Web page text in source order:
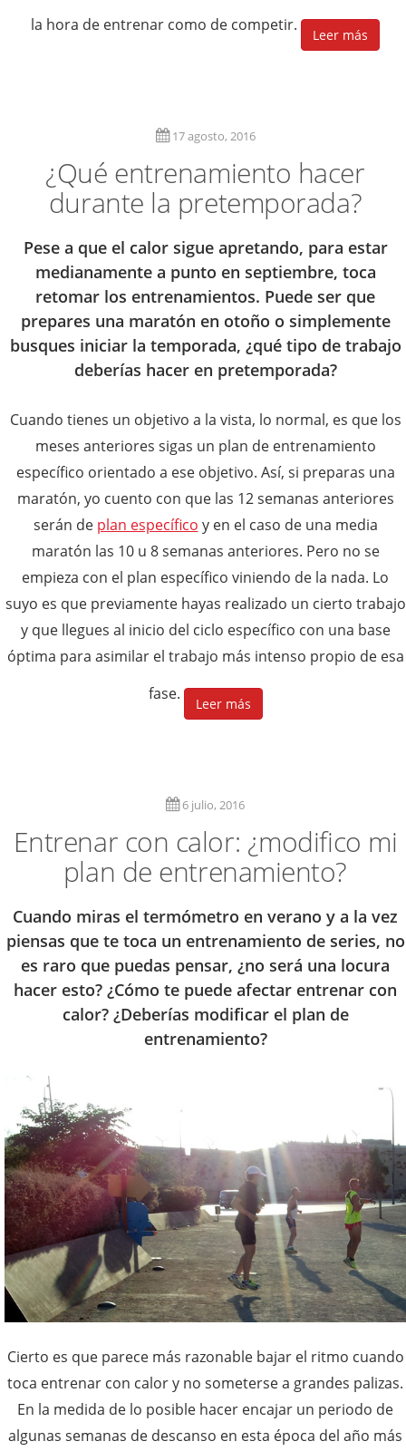
la hora de entrenar como de competir.
Leer más
17 agosto, 2016
¿Qué entrenamiento hacer
durante la pretemporada?
Pese a que el calor sigue apretando, para estar
medianamente a punto en septiembre, toca
retomar los entrenamientos. Puede ser que
prepares una maratón en otoño o simplemente
busques iniciar la temporada, ¿qué tipo de trabajo
deberías hacer en pretemporada?
Cuando tienes un objetivo a la vista, lo normal, es que los
meses anteriores sigas un plan de entrenamiento
específico orientado a ese objetivo. Así, si preparas una
maratón, yo cuento con que las 12 semanas anteriores
serán de plan específico y en el caso de una media
maratón las 10 u 8 semanas anteriores. Pero no se
empieza con el plan específico viniendo de la nada. Lo
suyo es que previamente hayas realizado un cierto trabajo
y que llegues al inicio del ciclo específico con una base
óptima para asimilar el trabajo más intenso propio de esa
fase.
Leer más
6 julio, 2016
Entrenar con calor: ¿modifico mi
plan de entrenamiento?
Cuando miras el termómetro en verano y a la vez
piensas que te toca un entrenamiento de series, no
es raro que puedas pensar, ¿no será una locura
hacer esto? ¿Cómo te puede afectar entrenar con
calor? ¿Deberías modificar el plan de
entrenamiento?
Cierto es que parece más razonable bajar el ritmo cuando
toca entrenar con calor y no someterse a grandes palizas.
En la medida de lo posible hacer encajar un periodo de
algunas semanas de descanso en esta época del año más